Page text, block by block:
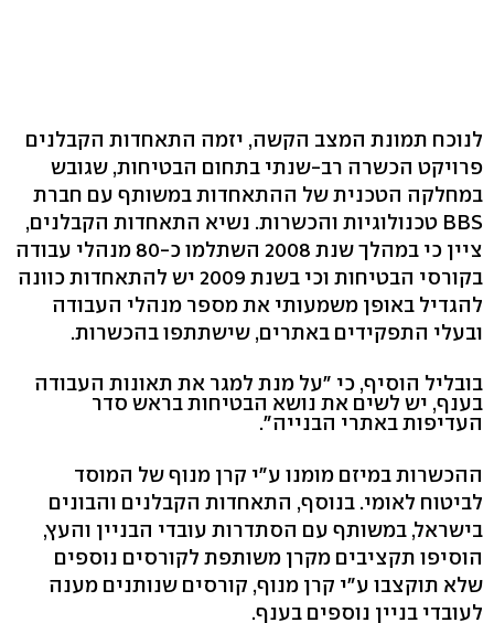
לנוכח תמונת המצב הקשה, יזמה התאחדות הקבלנים
פרויקט הכשרה רב-שנתי בתחום הבטיחות, שגובש
במחלקה הטכנית של ההתאחדות במשותף עם חברת
BBS טכנולוגיות והכשרות. נשיא התאחדות הקבלנים,
ציין כי במהלך שנת 2008 השתלמו כ-80 מנהלי עבודה
בקורסי הבטיחות וכי בשנת 2009 יש להתאחדות כוונה
להגדיל באופן משמעותי את מספר מנהלי העבודה
ובעלי התפקידים באתרים, שישתתפו בהכשרות.
בובליל הוסיף, כי "על מנת למגר את תאונות העבודה
בענף, יש לשים את נושא הבטיחות בראש סדר
העדיפות באתרי הבנייה".
ההכשרות במיזם מומנו ע"י קרן מנוף של המוסד
לביטוח לאומי. בנוסף, התאחדות הקבלנים והבונים
בישראל, במשותף עם הסתדרות עובדי הבניין והעץ,
הוסיפו תקציבים מקרן משותפת לקורסים נוספים
שלא תוקצבו ע"י קרן מנוף, קורסים שנותנים מענה
לעובדי בניין נוספים בענף.